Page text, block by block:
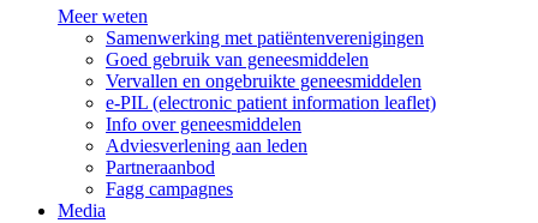
Meer weten
Samenwerking met patiëntenverenigingen
Goed gebruik van geneesmiddelen
Vervallen en ongebruikte geneesmiddelen
e-PIL (electronic patient information leaflet)
Info over geneesmiddelen
Adviesverlening aan leden
Partneraanbod
Fagg campagnes
Media